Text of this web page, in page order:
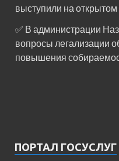
выступили на открытом
✅ В администрации
вопросы легализации
повышения
ПОРТАЛ ГОСУСЛУГ